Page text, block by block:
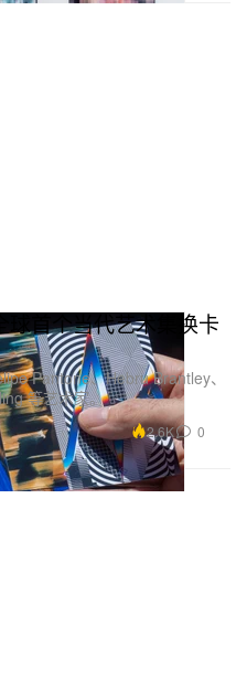
首个当代艺术集换卡
Pantone、Hebru Brantley、
等艺术家。
2.6K 0